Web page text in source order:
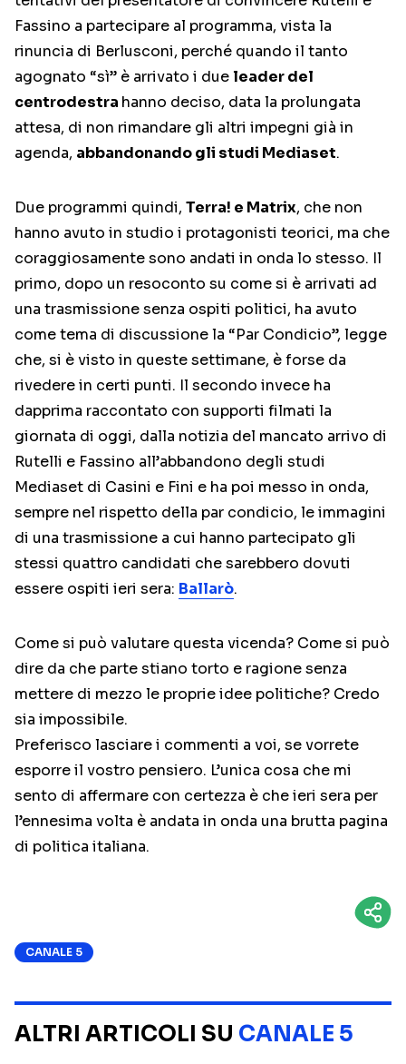
Fassino a partecipare al programma, vista la
rinuncia di Berlusconi, perché quando il tanto
agognato “sì” è arrivato i due leader del
centrodestra hanno deciso, data la prolungata
attesa, di non rimandare gli altri impegni già in
agenda, abbandonando gli studi Mediaset.
Due programmi quindi, Terra! e Matrix, che non
hanno avuto in studio i protagonisti teorici, ma che
coraggiosamente sono andati in onda lo stesso. Il
primo, dopo un resoconto su come si è arrivati ad
una trasmissione senza ospiti politici, ha avuto
come tema di discussione la “Par Condicio”, legge
che, si è visto in queste settimane, è forse da
rivedere in certi punti. Il secondo invece ha
dapprima raccontato con supporti filmati la
giornata di oggi, dalla notizia del mancato arrivo di
Rutelli e Fassino all’abbandono degli studi
Mediaset di Casini e Fini e ha poi messo in onda,
sempre nel rispetto della par condicio, le immagini
di una trasmissione a cui hanno partecipato gli
stessi quattro candidati che sarebbero dovuti
essere ospiti ieri sera: Ballarò.
Come si può valutare questa vicenda? Come si può
dire da che parte stiano torto e ragione senza
mettere di mezzo le proprie idee politiche? Credo
sia impossibile.
Preferisco lasciare i commenti a voi, se vorrete
esporre il vostro pensiero. L’unica cosa che mi
sento di affermare con certezza è che ieri sera per
l’ennesima volta è andata in onda una brutta pagina
di politica italiana.
CANALE 5
ALTRI ARTICOLI SU CANALE 5